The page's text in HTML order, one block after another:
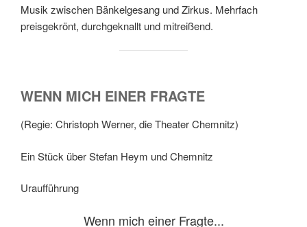
Musik zwischen Bänkelgesang und Zirkus. Mehrfach
preisgekrönt, durchgeknallt und mitreißend.
WENN MICH EINER FRAGTE
(Regie: Christoph Werner, die Theater Chemnitz)
Ein Stück über Stefan Heym und Chemnitz
Uraufführung
Wenn mich einer Fragte...